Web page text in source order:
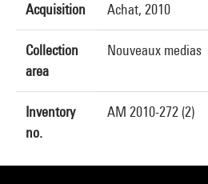
Acquisition Achat, 2010
Collection
area
Nouveaux medias
Inventory
no.
AM 2010-272 (2)